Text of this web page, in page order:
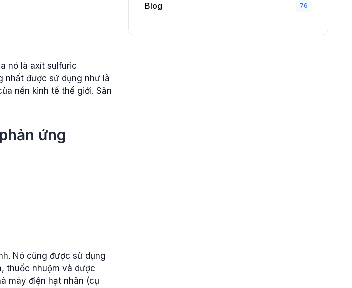
nó là axít sulfuric
nhất được sử dụng như là
nền kinh tế thế giới. Sản
ứng
Nó cũng được sử dụng
thuốc nhuộm và dược
máy điện hạt nhân (cụ
Blog 76